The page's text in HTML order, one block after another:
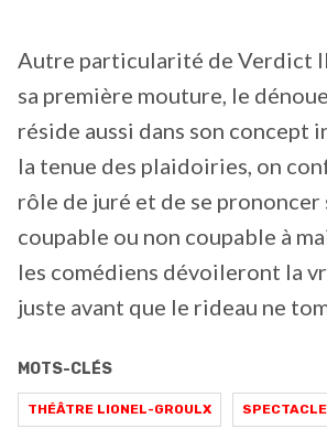
Autre particularité de Verdict
sa première mouture, le
réside aussi dans son concept
la tenue des plaidoiries, on
rôle de juré et de se prononcer
coupable ou non coupable à
les comédiens dévoileront la
juste avant que le rideau ne
MOTS-CLÉS
THÉÂTRE LIONEL-GROULX SPECTACLE